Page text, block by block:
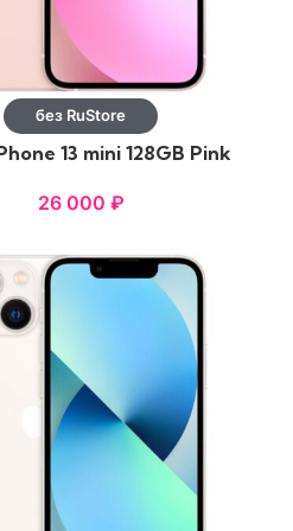
без RuStore
13 mini 128GB Pink
26 000 ₽